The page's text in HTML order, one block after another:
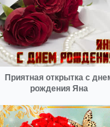
Приятная открытка с
рождения Яна